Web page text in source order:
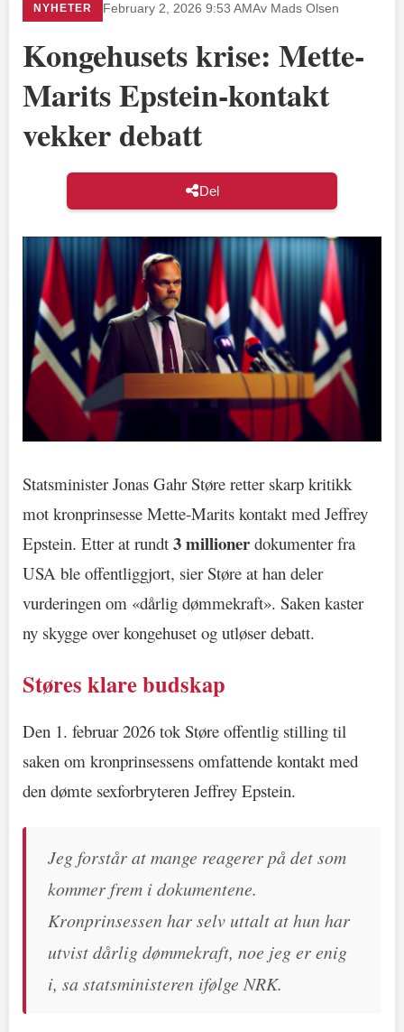
NYHETER February 2, 2026 9:53 AMAv Mads Olsen
Kongehusets krise: Mette-
Marits Epstein-kontakt
vekker debatt
Del
Statsminister Jonas Gahr Støre retter skarp kritikk
mot kronprinsesse Mette-Marits kontakt med Jeffrey
Epstein. Etter at rundt 3 millioner dokumenter fra
USA ble offentliggjort, sier Støre at han deler
vurderingen om «dårlig dømmekraft». Saken kaster
ny skygge over kongehuset og utløser debatt.
Støres klare budskap
Den 1. februar 2026 tok Støre offentlig stilling til
saken om kronprinsessens omfattende kontakt med
den dømte sexforbryteren Jeffrey Epstein.
Jeg forstår at mange reagerer på det som
kommer frem i dokumentene.
Kronprinsessen har selv uttalt at hun har
utvist dårlig dømmekraft, noe jeg er enig
i, sa statsministeren ifølge NRK.